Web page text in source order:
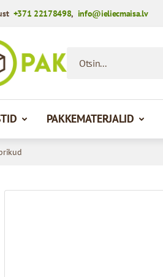
+371 22178498, info@ieliecmaisa.lv
PAKKEMATERJALID